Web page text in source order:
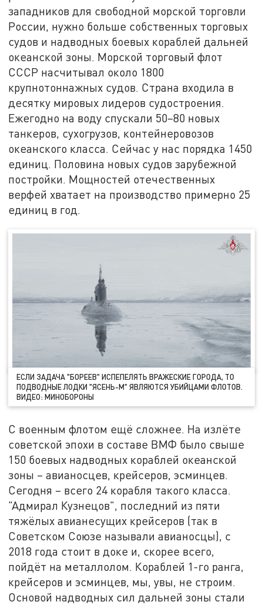
западников для свободной морской торговли
России, нужно больше собственных торговых
судов и надводных боевых кораблей дальней
океанской зоны. Морской торговый флот
СССР насчитывал около 1800
крупнотоннажных судов. Страна входила в
десятку мировых лидеров судостроения.
Ежегодно на воду спускали 50–80 новых
танкеров, сухогрузов, контейнеровозов
океанского класса. Сейчас у нас порядка 1450
единиц. Половина новых судов зарубежной
постройки. Мощностей отечественных
верфей хватает на производство примерно 25
единиц в год.
ЕСЛИ ЗАДАЧА "БОРЕЕВ" ИСПЕПЕЛЯТЬ ВРАЖЕСКИЕ ГОРОДА, ТО
ПОДВОДНЫЕ ЛОДКИ "ЯСЕНЬ-М" ЯВЛЯЮТСЯ УБИЙЦАМИ ФЛОТОВ.
ВИДЕО: МИНОБОРОНЫ
С военным флотом ещё сложнее. На излёте
советской эпохи в составе ВМФ было свыше
150 боевых надводных кораблей океанской
зоны – авианосцев, крейсеров, эсминцев.
Сегодня – всего 24 корабля такого класса.
"Адмирал Кузнецов", последний из пяти
тяжёлых авианесущих крейсеров (так в
Советском Союзе называли авианосцы), с
2018 года стоит в доке и, скорее всего,
пойдёт на металлолом. Кораблей 1-го ранга,
крейсеров и эсминцев, мы, увы, не строим.
Основой надводных сил дальней зоны стали